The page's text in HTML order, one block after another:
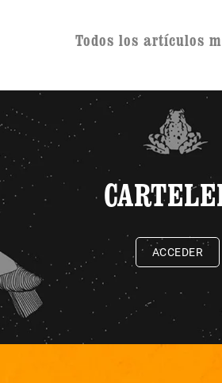
Todos los artículos
ACCEDER